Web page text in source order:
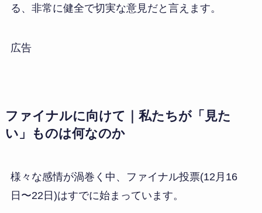
る、非常に健全で切実な意見だと言えます。
広告
ファイナルに向けて｜私たちが「見た
い」ものは何なのか
様々な感情が渦巻く中、ファイナル投票(12月16
日〜22日)はすでに始まっています。